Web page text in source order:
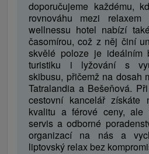
doporučujeme každému,
rovnováhu mezi
wellnessu hotel nabízí
časomírou, což z něj činí
skvělé poloze je ideálním
turistiku i lyžování s
skibusu, přičemž na dosah
Tatralandia a Bešeňová.
cestovní kancelář získáte
kvalitu a férové ​​ceny, ale
servis a odborné
organizací na nás a
liptovský relax bez